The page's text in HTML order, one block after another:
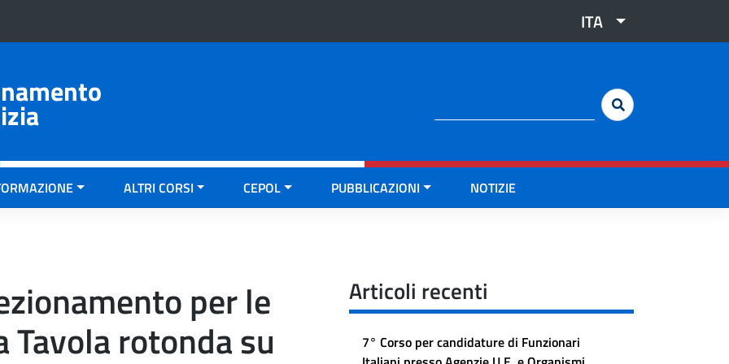
ITA
ALTRI CORSI CEPOL PUBBLICAZIONI NOTIZIE
per le
Tavola rotonda su
Articoli recenti
7° Corso per candidature di Funzionari